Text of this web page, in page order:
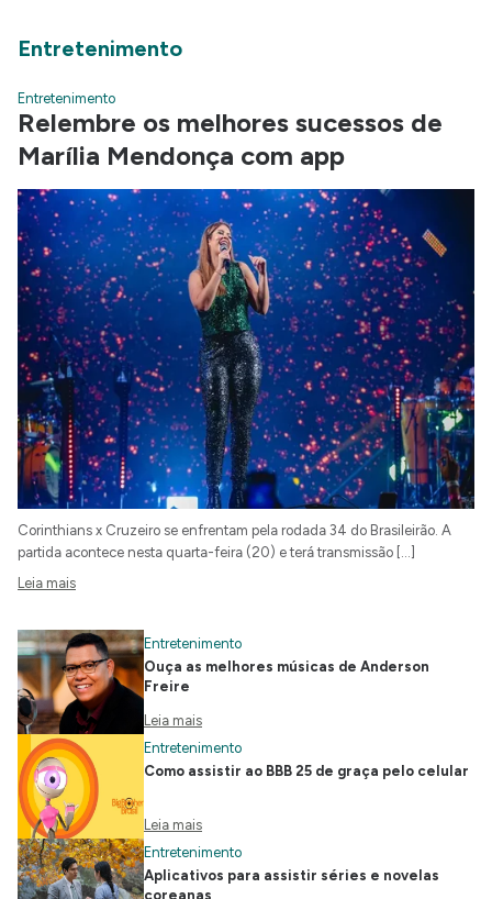
Entretenimento
Entretenimento
Relembre os melhores sucessos de
Marília Mendonça com app
Corinthians x Cruzeiro se enfrentam pela rodada 34 do Brasileirão. A
partida acontece nesta quarta-feira (20) e terá transmissão […]
Leia mais
Entretenimento
Ouça as melhores músicas de Anderson
Freire
Leia mais
Entretenimento
Como assistir ao BBB 25 de graça pelo celular
Leia mais
Entretenimento
Aplicativos para assistir séries e novelas
coreanas